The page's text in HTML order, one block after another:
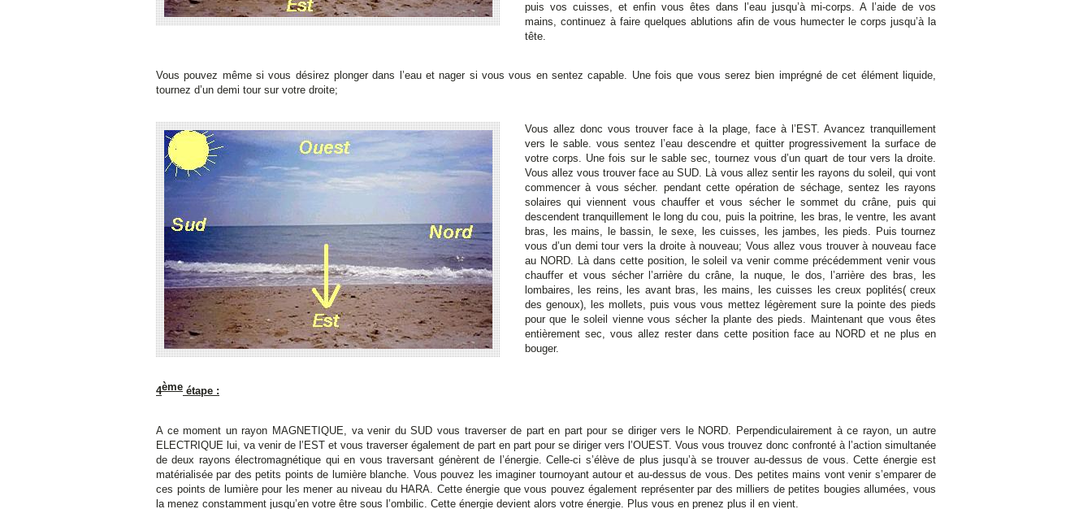
puis vos cuisses, et enfin vous êtes dans l’eau jusqu’à mi-corps. A l’aide de vos
mains, continuez à faire quelques ablutions afin de vous humecter le corps jusqu’à la
tête.
Vous pouvez même si vous désirez plonger dans l’eau et nager si vous vous en sentez capable. Une fois que vous serez bien imprégné de cet élément liquide,
tournez d’un demi tour sur votre droite;
Vous allez donc vous trouver face à la plage, face à l’EST. Avancez tranquillement
vers le sable. vous sentez l’eau descendre et quitter progressivement la surface de
votre corps. Une fois sur le sable sec, tournez vous d’un quart de tour vers la droite.
Vous allez vous trouver face au SUD. Là vous allez sentir les rayons du soleil, qui vont
commencer à vous sécher. pendant cette opération de séchage, sentez les rayons
solaires qui viennent vous chauffer et vous sécher le sommet du crâne, puis qui
descendent tranquillement le long du cou, puis la poitrine, les bras, le ventre, les avant
bras, les mains, le bassin, le sexe, les cuisses, les jambes, les pieds. Puis tournez
vous d’un demi tour vers la droite à nouveau; Vous allez vous trouver à nouveau face
au NORD. Là dans cette position, le soleil va venir comme précédemment venir vous
chauffer et vous sécher l’arrière du crâne, la nuque, le dos, l’arrière des bras, les
lombaires, les reins, les avant bras, les mains, les cuisses les creux poplités( creux
des genoux), les mollets, puis vous vous mettez légèrement sure la pointe des pieds
pour que le soleil vienne vous sécher la plante des pieds. Maintenant que vous êtes
entièrement sec, vous allez rester dans cette position face au NORD et ne plus en
bouger.
4ème étape :
A ce moment un rayon MAGNETIQUE, va venir du SUD vous traverser de part en part pour se diriger vers le NORD. Perpendiculairement à ce rayon, un autre
ELECTRIQUE lui, va venir de l’EST et vous traverser également de part en part pour se diriger vers l’OUEST. Vous vous trouvez donc confronté à l’action simultanée
de deux rayons électromagnétique qui en vous traversant génèrent de l’énergie. Celle-ci s’élève de plus jusqu’à se trouver au-dessus de vous. Cette énergie est
matérialisée par des petits points de lumière blanche. Vous pouvez les imaginer tournoyant autour et au-dessus de vous. Des petites mains vont venir s’emparer de
ces points de lumière pour les mener au niveau du HARA. Cette énergie que vous pouvez également représenter par des milliers de petites bougies allumées, vous
la menez constamment jusqu’en votre être sous l’ombilic. Cette énergie devient alors votre énergie. Plus vous en prenez plus il en vient.